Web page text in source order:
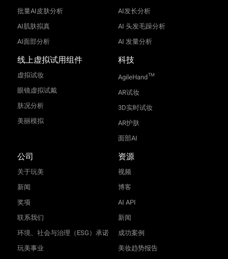
批量AI皮肤分析
AI肌肤拟真
AI面部分析
AI发长分析
AI 头发毛躁分析
AI 发量分析
线上虚拟试用组件
虚拟试妆
眼镜虚拟试戴
肤况分析
美丽模拟
科技
AgileHandTM
AR试妆
3D实时试妆
AR护肤
面部AI
公司
关于玩美
新闻
奖项
联系我们
环境、社会与治理（ESG）承诺
玩美事业
资源
视频
博客
AI API
新闻
成功案例
美妆趋势报告